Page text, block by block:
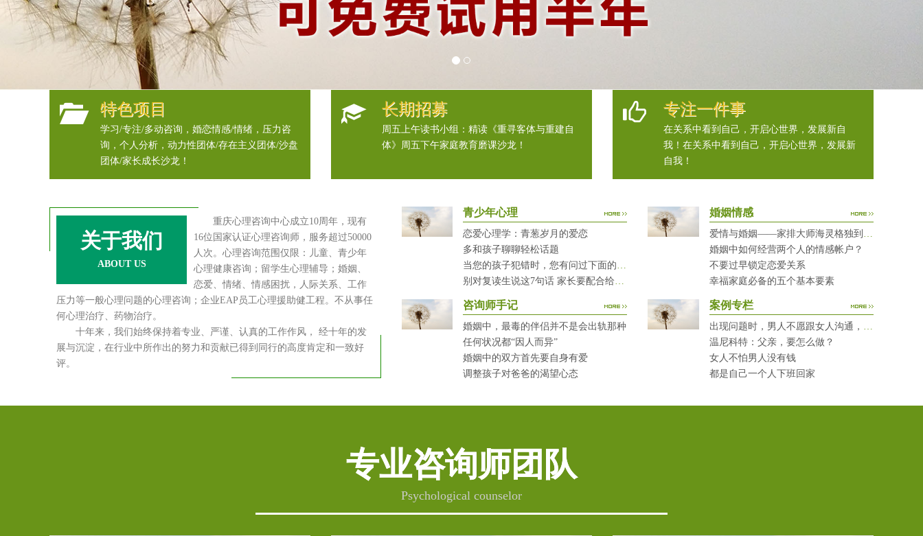
特色项目
学习/专注/多动咨询，婚恋情感/情绪，压力咨
询，个人分析，动力性团体/存在主义团体/沙盘
团体/家长成长沙龙！
长期招募
周五上午读书小组：精读《重寻客体与重建自
体》周五下午家庭教育磨课沙龙！
专注一件事
在关系中看到自己，开启心世界，发展新自
我！在关系中看到自己，开启心世界，发展新
自我！
关于我们
ABOUT US
重庆心理咨询中心成立10周年，现有
16位国家认证心理咨询师，服务超过50000
人次。心理咨询范围仅限：儿童、青少年
心理健康咨询；留学生心理辅导；婚姻、
恋爱、情绪、情感困扰，人际关系、工作
压力等一般心理问题的心理咨询；企业EAP员工心理援助健工程。不从事任
何心理治疗、药物治疗。
十年来，我们始终保持着专业、严谨、认真的工作作风， 经十年的发
展与沉淀，在行业中所作出的努力和贡献已得到同行的高度肯定和一致好
评。
青少年心理
恋爱心理学：青葱岁月的爱恋
多和孩子聊聊轻松话题
当您的孩子犯错时，您有问过下面的8个问题吗？
别对复读生说这7句话 家长要配合给＂高四＂生解
婚姻情感
爱情与婚姻——家排大师海灵格独到的见解
婚姻中如何经营两个人的情感帐户？
不要过早锁定恋爱关系
幸福家庭必备的五个基本要素
咨询师手记
婚姻中，最毒的伴侣并不是会出轨那种
任何状况都“因人而异”
婚姻中的双方首先要自身有爱
调整孩子对爸爸的渴望心态
案例专栏
出现问题时，男人不愿跟女人沟通，怎么破？
温尼科特：父亲，要怎么做？
女人不怕男人没有钱
都是自己一个人下班回家
专业咨询师团队
Psychological counselor